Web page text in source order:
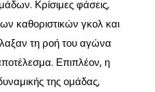
Κρίσιμες φάσεις,
καθοριστικών γκολ και
τη ροή του αγώνα
Επιπλέον, η
της ομάδας,